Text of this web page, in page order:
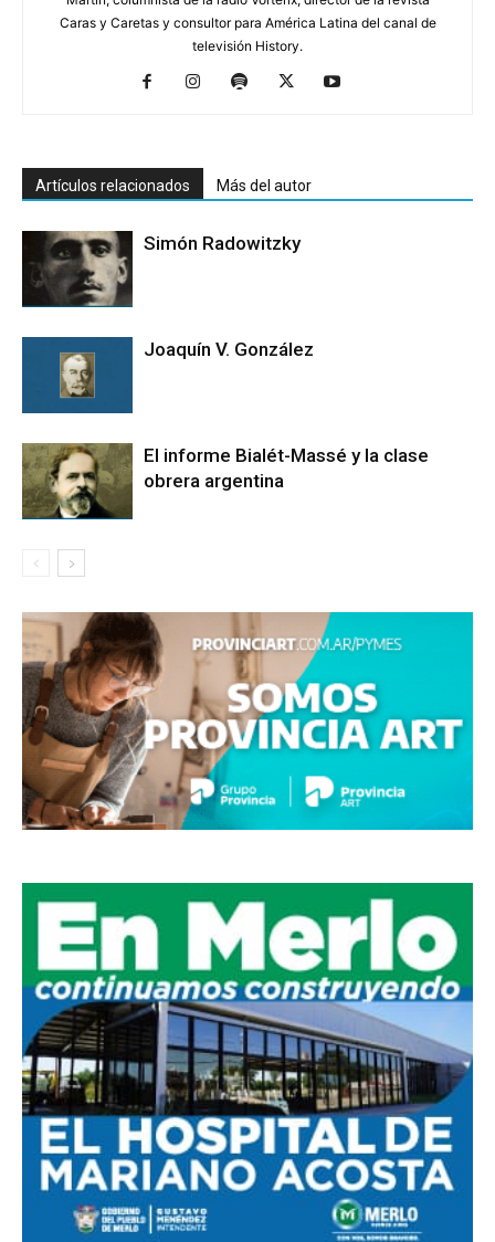
Caras y Caretas y consultor para América Latina del canal de
televisión History.
Artículos relacionados Más del autor
Simón Radowitzky
Joaquín V. González
El informe Bialét-Massé y la clase
obrera argentina